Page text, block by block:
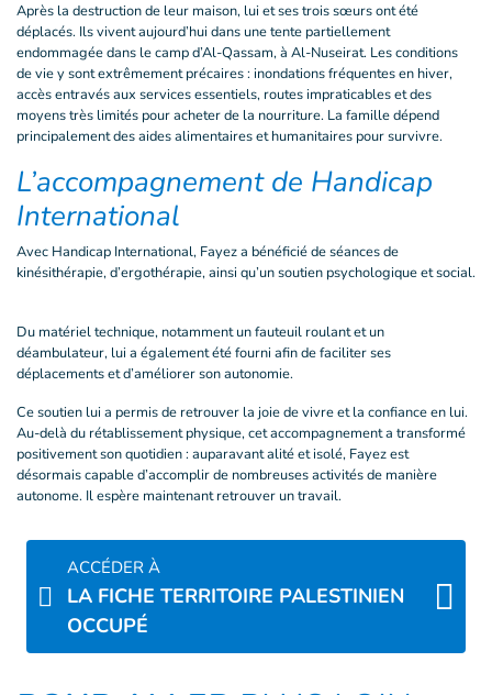
Après la destruction de leur maison, lui et ses trois sœurs ont été
déplacés. Ils vivent aujourd’hui dans une tente partiellement
endommagée dans le camp d’Al-Qassam, à Al-Nuseirat. Les conditions
de vie y sont extrêmement précaires : inondations fréquentes en hiver,
accès entravés aux services essentiels, routes impraticables et des
moyens très limités pour acheter de la nourriture. La famille dépend
principalement des aides alimentaires et humanitaires pour survivre.
L’accompagnement de Handicap
International
Avec Handicap International, Fayez a bénéficié de séances de
kinésithérapie, d’ergothérapie, ainsi qu’un soutien psychologique et social.
Du matériel technique, notamment un fauteuil roulant et un
déambulateur, lui a également été fourni afin de faciliter ses
déplacements et d’améliorer son autonomie.
Ce soutien lui a permis de retrouver la joie de vivre et la confiance en lui.
Au-delà du rétablissement physique, cet accompagnement a transformé
positivement son quotidien : auparavant alité et isolé, Fayez est
désormais capable d’accomplir de nombreuses activités de manière
autonome. Il espère maintenant retrouver un travail.
ACCÉDER À
LA FICHE TERRITOIRE PALESTINIEN
OCCUPÉ